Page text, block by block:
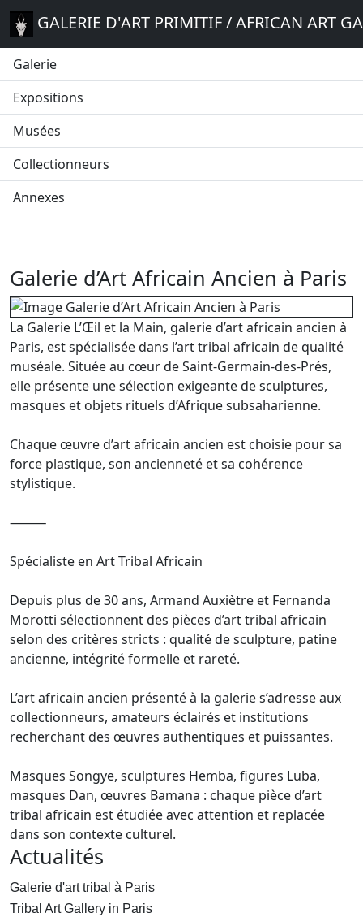
GALERIE D'ART PRIMITIF / AFRICAN ART
Galerie
Expositions
Musées
Collectionneurs
Annexes
Galerie d’Art Africain Ancien à Paris
La Galerie L’Œil et la Main, galerie d’art africain ancien à
Paris, est spécialisée dans l’art tribal africain de qualité
muséale. Située au cœur de Saint-Germain-des-Prés,
elle présente une sélection exigeante de sculptures,
masques et objets rituels d’Afrique subsaharienne.
Chaque œuvre d’art africain ancien est choisie pour sa
force plastique, son ancienneté et sa cohérence
stylistique.
⸻
Spécialiste en Art Tribal Africain
Depuis plus de 30 ans, Armand Auxiètre et Fernanda
Morotti sélectionnent des pièces d’art tribal africain
selon des critères stricts : qualité de sculpture, patine
ancienne, intégrité formelle et rareté.
L’art africain ancien présenté à la galerie s’adresse aux
collectionneurs, amateurs éclairés et institutions
recherchant des œuvres authentiques et puissantes.
Masques Songye, sculptures Hemba, figures Luba,
masques Dan, œuvres Bamana : chaque pièce d’art
tribal africain est étudiée avec attention et replacée
dans son contexte culturel.
Actualités
Galerie d'art tribal à Paris
Tribal Art Gallery in Paris